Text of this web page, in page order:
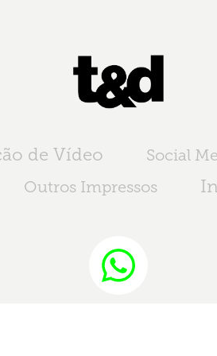
de Vídeo Social
Outros Impressos